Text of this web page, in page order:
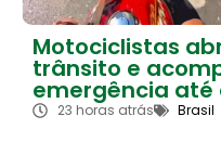
Motociclistas
trânsito e
emergência até
23 horas atrás Brasil